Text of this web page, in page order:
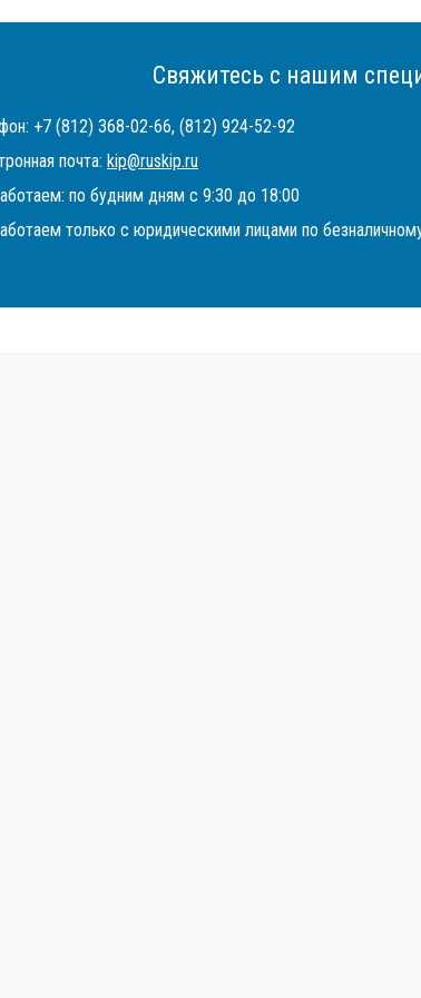
Свяжитесь с нашим
+7 (812) 368-02-66, (812) 924-52-92
почта: kip@ruskip.ru
по будним дням с 9:30 до 18:00
только с юридическими лицами по